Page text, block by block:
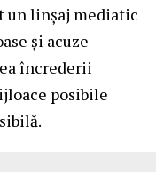
un linșaj mediatic
și acuze
încrederii
posibile